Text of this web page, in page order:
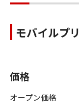
モバイルプ
価格
オープン価格